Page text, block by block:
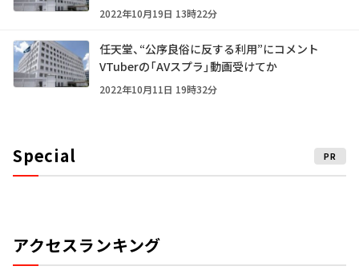
2022年10月19日 13時22分
任天堂、“公序良俗に反する利用”にコメント
VTuberの「AVスプラ」動画受けてか
2022年10月11日 19時32分
Special PR
アクセスランキング